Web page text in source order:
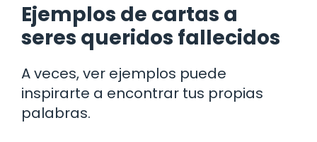
Ejemplos de cartas a
seres queridos fallecidos
A veces, ver ejemplos puede
inspirarte a encontrar tus propias
palabras.